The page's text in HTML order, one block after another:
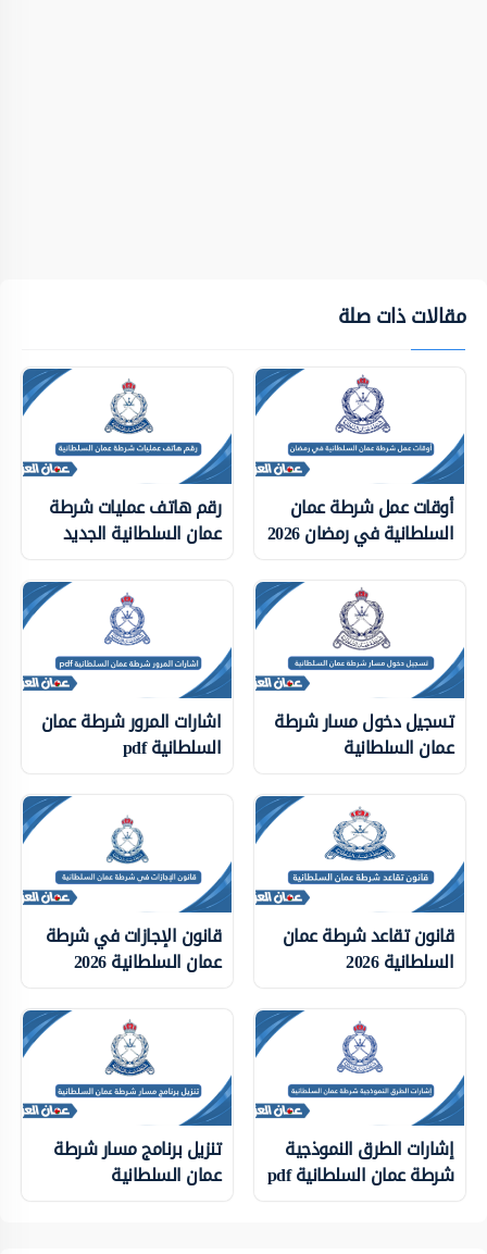
مقالات ذات صلة
أوقات عمل شرطة عمان
السلطانية في رمضان 2026
رقم هاتف عمليات شرطة
عمان السلطانية الجديد
تسجيل دخول مسار شرطة
عمان السلطانية
اشارات المرور شرطة عمان
السلطانية pdf
قانون تقاعد شرطة عمان
السلطانية 2026
قانون الإجازات في شرطة
عمان السلطانية 2026
إشارات الطرق النموذجية
شرطة عمان السلطانية pdf
تنزيل برنامج مسار شرطة
عمان السلطانية